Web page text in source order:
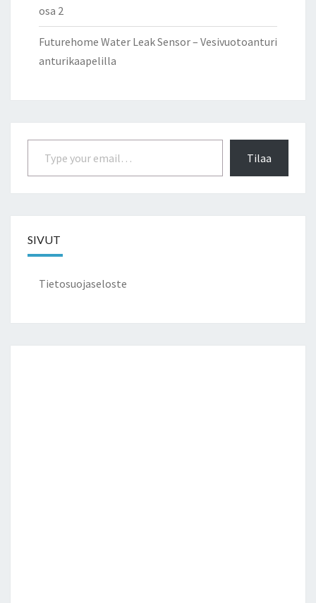
osa 2
Futurehome Water Leak Sensor – Vesivuotoanturi
anturikaapelilla
Type your email…
Tilaa
SIVUT
Tietosuojaseloste